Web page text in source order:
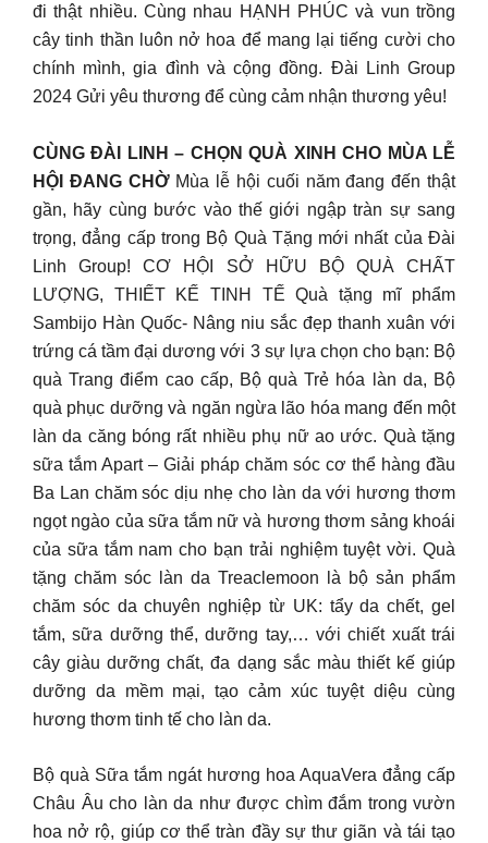
đi thật nhiều. Cùng nhau HẠNH PHÚC và vun trồng
cây tinh thần luôn nở hoa để mang lại tiếng cười cho
chính mình, gia đình và cộng đồng. Đài Linh Group
2024 Gửi yêu thương để cùng cảm nhận thương yêu!
CÙNG ĐÀI LINH – CHỌN QUÀ XINH CHO MÙA LỄ
HỘI ĐANG CHỜ️Mùa lễ hội cuối năm đang đến thật
gần, hãy cùng bước vào thế giới ngập tràn sự sang
trọng, đẳng cấp trong Bộ Quà Tặng mới nhất của Đài
Linh Group! CƠ HỘI SỞ HỮU BỘ QUÀ CHẤT
LƯỢNG, THIẾT KẾ TINH TẾ Quà tặng mĩ phẩm
Sambijo Hàn Quốc- Nâng niu sắc đẹp thanh xuân với
trứng cá tầm đại dương với 3 sự lựa chọn cho bạn: Bộ
quà Trang điểm cao cấp, Bộ quà Trẻ hóa làn da, Bộ
quà phục dưỡng và ngăn ngừa lão hóa mang đến một
làn da căng bóng rất nhiều phụ nữ ao ước. Quà tặng
sữa tắm Apart – Giải pháp chăm sóc cơ thể hàng đầu
Ba Lan chăm sóc dịu nhẹ cho làn da với hương thơm
ngọt ngào của sữa tắm nữ và hương thơm sảng khoái
của sữa tắm nam cho bạn trải nghiệm tuyệt vời. Quà
tặng chăm sóc làn da Treaclemoon là bộ sản phẩm
chăm sóc da chuyên nghiệp từ UK: tẩy da chết, gel
tắm, sữa dưỡng thể, dưỡng tay,… với chiết xuất trái
cây giàu dưỡng chất, đa dạng sắc màu thiết kế giúp
dưỡng da mềm mại, tạo cảm xúc tuyệt diệu cùng
hương thơm tinh tế cho làn da.
Bộ quà Sữa tắm ngát hương hoa AquaVera đẳng cấp
Châu Âu cho làn da như được chìm đắm trong vườn
hoa nở rộ, giúp cơ thể tràn đầy sự thư giãn và tái tạo